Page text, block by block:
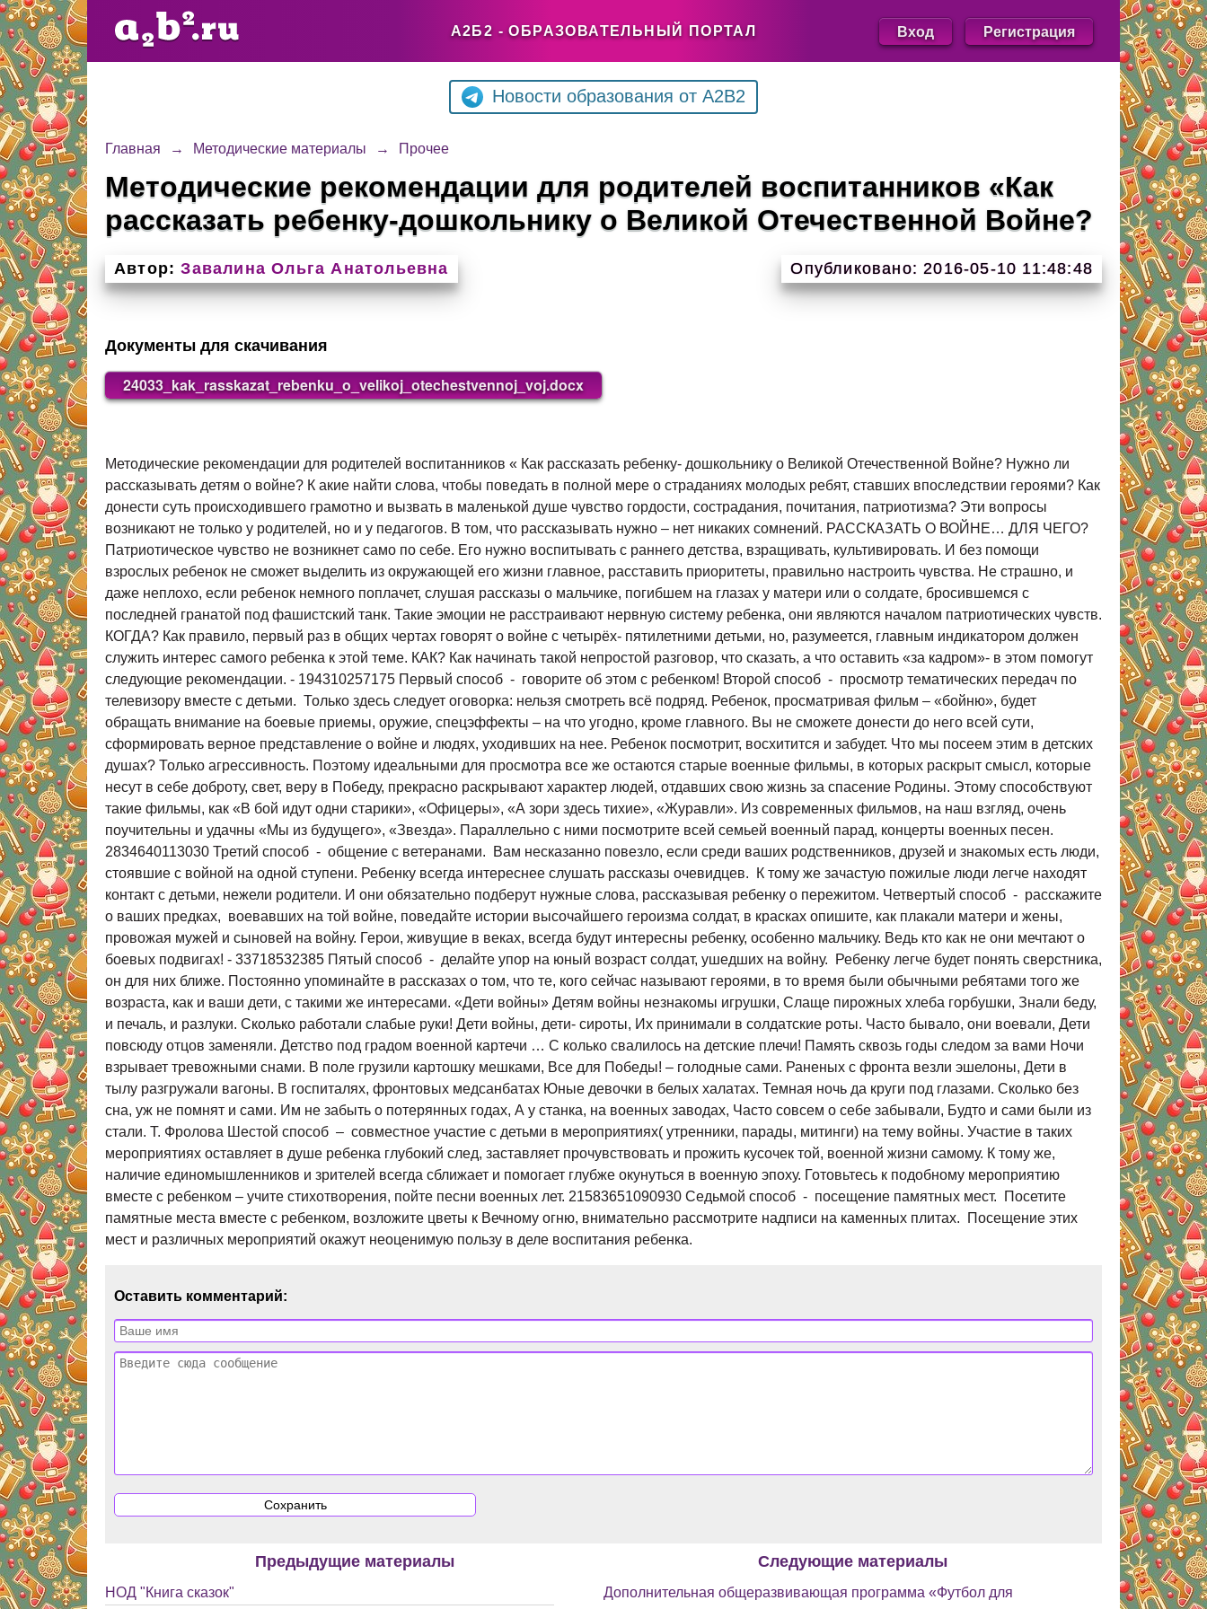
А2Б2 - ОБРАЗОВАТЕЛЬНЫЙ ПОРТАЛ Вход Регистрация
Новости образования от A2B2
Главная → Методические материалы → Прочее
Методические рекомендации для родителей воспитанников «Как
рассказать ребенку-дошкольнику о Великой Отечественной Войне?
Автор: Завалина Ольга Анатольевна Опубликовано: 2016-05-10 11:48:48
Документы для скачивания
24033_kak_rasskazat_rebenku_o_velikoj_otechestvennoj_voj.docx
Методические рекомендации для родителей воспитанников « Как рассказать ребенку- дошкольнику о Великой Отечественной Войне? Нужно ли
рассказывать детям о войне? К акие найти слова, чтобы поведать в полной мере о страданиях молодых ребят, ставших впоследствии героями? Как
донести суть происходившего грамотно и вызвать в маленькой душе чувство гордости, сострадания, почитания, патриотизма? Эти вопросы
возникают не только у родителей, но и у педагогов. В том, что рассказывать нужно – нет никаких сомнений. РАССКАЗАТЬ О ВОЙНЕ… ДЛЯ ЧЕГО?
Патриотическое чувство не возникнет само по себе. Его нужно воспитывать с раннего детства, взращивать, культивировать. И без помощи
взрослых ребенок не сможет выделить из окружающей его жизни главное, расставить приоритеты, правильно настроить чувства. Не страшно, и
даже неплохо, если ребенок немного поплачет, слушая рассказы о мальчике, погибшем на глазах у матери или о солдате, бросившемся с
последней гранатой под фашистский танк. Такие эмоции не расстраивают нервную систему ребенка, они являются началом патриотических чувств.
КОГДА? Как правило, первый раз в общих чертах говорят о войне с четырёх- пятилетними детьми, но, разумеется, главным индикатором должен
служить интерес самого ребенка к этой теме. КАК? Как начинать такой непростой разговор, что сказать, а что оставить «за кадром»- в этом помогут
следующие рекомендации. - 194310257175 Первый способ - говорите об этом с ребенком! Второй способ - просмотр тематических передач по
телевизору вместе с детьми. Только здесь следует оговорка: нельзя смотреть всё подряд. Ребенок, просматривая фильм – «бойню», будет
обращать внимание на боевые приемы, оружие, спецэффекты – на что угодно, кроме главного. Вы не сможете донести до него всей сути,
сформировать верное представление о войне и людях, уходивших на нее. Ребенок посмотрит, восхитится и забудет. Что мы посеем этим в детских
душах? Только агрессивность. Поэтому идеальными для просмотра все же остаются старые военные фильмы, в которых раскрыт смысл, которые
несут в себе доброту, свет, веру в Победу, прекрасно раскрывают характер людей, отдавших свою жизнь за спасение Родины. Этому способствуют
такие фильмы, как «В бой идут одни старики», «Офицеры», «А зори здесь тихие», «Журавли». Из современных фильмов, на наш взгляд, очень
поучительны и удачны «Мы из будущего», «Звезда». Параллельно с ними посмотрите всей семьей военный парад, концерты военных песен.
2834640113030 Третий способ - общение с ветеранами. Вам несказанно повезло, если среди ваших родственников, друзей и знакомых есть люди,
стоявшие с войной на одной ступени. Ребенку всегда интереснее слушать рассказы очевидцев. К тому же зачастую пожилые люди легче находят
контакт с детьми, нежели родители. И они обязательно подберут нужные слова, рассказывая ребенку о пережитом. Четвертый способ - расскажите
о ваших предках, воевавших на той войне, поведайте истории высочайшего героизма солдат, в красках опишите, как плакали матери и жены,
провожая мужей и сыновей на войну. Герои, живущие в веках, всегда будут интересны ребенку, особенно мальчику. Ведь кто как не они мечтают о
боевых подвигах! - 33718532385 Пятый способ - делайте упор на юный возраст солдат, ушедших на войну. Ребенку легче будет понять сверстника,
он для них ближе. Постоянно упоминайте в рассказах о том, что те, кого сейчас называют героями, в то время были обычными ребятами того же
возраста, как и ваши дети, с такими же интересами. «Дети войны» Детям войны незнакомы игрушки, Слаще пирожных хлеба горбушки, Знали беду,
и печаль, и разлуки. Сколько работали слабые руки! Дети войны, дети- сироты, Их принимали в солдатские роты. Часто бывало, они воевали, Дети
повсюду отцов заменяли. Детство под градом военной картечи … С колько свалилось на детские плечи! Память сквозь годы следом за вами Ночи
взрывает тревожными снами. В поле грузили картошку мешками, Все для Победы! – голодные сами. Раненых с фронта везли эшелоны, Дети в
тылу разгружали вагоны. В госпиталях, фронтовых медсанбатах Юные девочки в белых халатах. Темная ночь да круги под глазами. Сколько без
сна, уж не помнят и сами. Им не забыть о потерянных годах, А у станка, на военных заводах, Часто совсем о себе забывали, Будто и сами были из
стали. Т. Фролова Шестой способ – совместное участие с детьми в мероприятиях( утренники, парады, митинги) на тему войны. Участие в таких
мероприятиях оставляет в душе ребенка глубокий след, заставляет прочувствовать и прожить кусочек той, военной жизни самому. К тому же,
наличие единомышленников и зрителей всегда сближает и помогает глубже окунуться в военную эпоху. Готовьтесь к подобному мероприятию
вместе с ребенком – учите стихотворения, пойте песни военных лет. 21583651090930 Седьмой способ - посещение памятных мест. Посетите
памятные места вместе с ребенком, возложите цветы к Вечному огню, внимательно рассмотрите надписи на каменных плитах. Посещение этих
мест и различных мероприятий окажут неоценимую пользу в деле воспитания ребенка.
Оставить комментарий:
Предыдущие материалы
НОД "Книга сказок"
Следующие материалы
Дополнительная общеразвивающая программа «Футбол для